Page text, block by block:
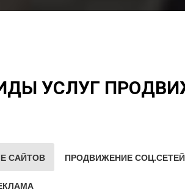
УСЛУГ
САЙТОВ ПРОДВИЖЕНИЕ СОЦ.СЕТЕЙ